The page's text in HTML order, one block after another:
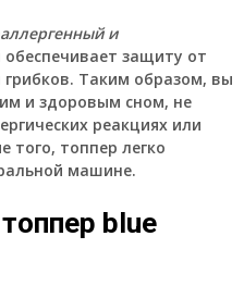
и
защиту от
Таким образом, вы
и здоровым сном, не
реакциях или
того, топпер легко
машине.
blue